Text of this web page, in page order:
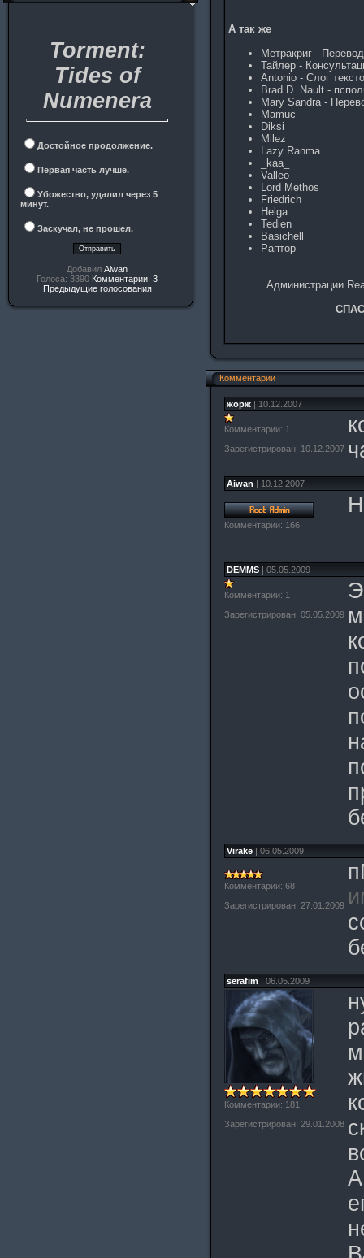
Torment:
Tides of
Numenera
Достойное продолжение.
Первая часть лучше.
Убожество, удалил через 5
минут.
Заскучал, не прошел.
Добавил Aiwan
Голоса: 3390 Комментарии: 3
Предыдущие голосования
А так же
Метракриг -
Тайлер -
Antonio - Слог
Brad D. Nault -
Mary Sandra -
Mamuc
Diksi
Milez
Lazy Ranma
_kaa_
Valleo
Lord Methos
Friedrich
Helga
Tedien
Basichell
Раптор
Администрации
Комментарии
жорж | 10.12.2007
Комментарии: 1
Зарегистрирован: 10.12.2007
Aiwan | 10.12.2007
Комментарии: 166
DEMMS | 05.05.2009
Комментарии: 1
Зарегистрирован: 05.05.2009
Virake | 06.05.2009
Комментарии: 68
Зарегистрирован: 27.01.2009
serafim | 06.05.2009
Комментарии: 181
Зарегистрирован: 29.01.2008